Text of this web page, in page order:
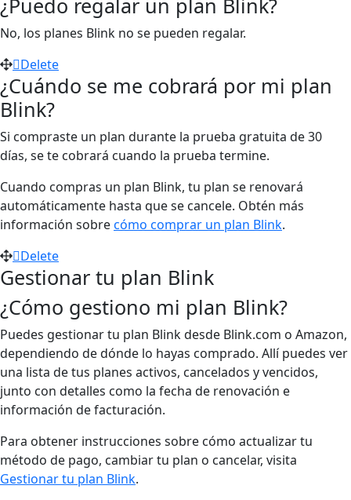
No, los planes Blink no se pueden regalar.
Delete
¿Cuándo se me cobrará por mi plan
Blink?
Si compraste un plan durante la prueba gratuita de 30
días, se te cobrará cuando la prueba termine.
Cuando compras un plan Blink, tu plan se renovará
automáticamente hasta que se cancele. Obtén más
información sobrecómo comprar un plan Blink.
Delete
Gestionar tu plan Blink
¿Cómo gestiono mi plan Blink?
Puedes gestionar tu plan Blink desde Blink.com o Amazon,
dependiendo de dónde lo hayas comprado. Allí puedes ver
una lista de tus planes activos, cancelados y vencidos,
junto con detalles como la fecha de renovación e
información de facturación.
Para obtener instrucciones sobre cómo actualizar tu
método de pago, cambiar tu plan o cancelar, visita
Gestionar tu plan Blink.